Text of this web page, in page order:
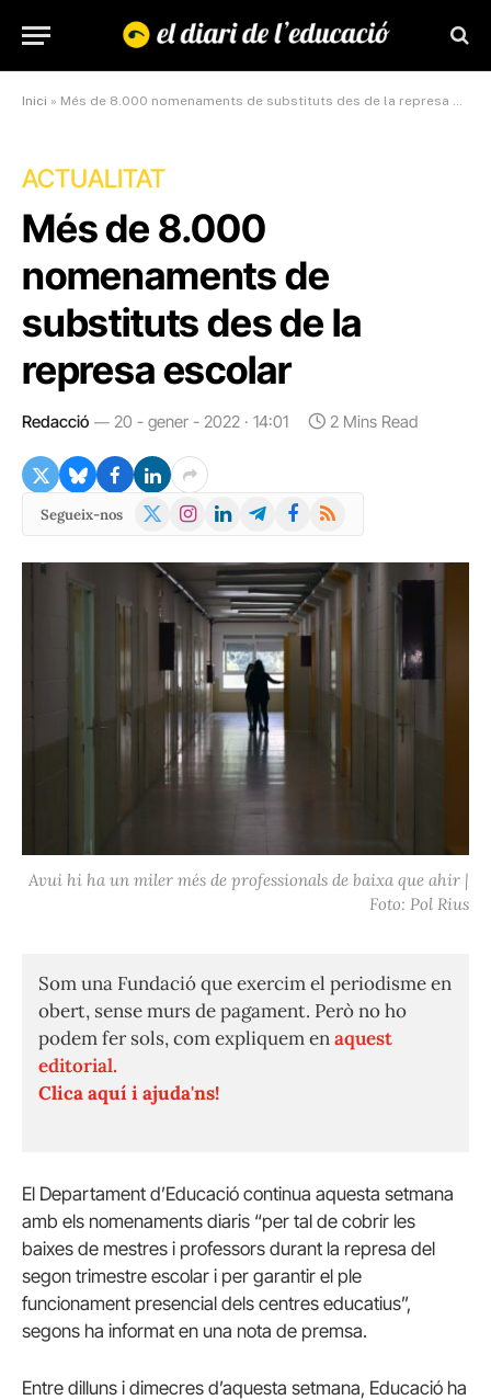
Inici » Més de 8.000 nomenaments de substituts des de la represa escolar
ACTUALITAT
Més de 8.000
nomenaments de
substituts des de la
represa escolar
Redacció 20 - gener - 2022 · 14:01 2 Mins Read
Segueix-nos
X
Instagram
LinkedInTelegramFacebook
RSS
Avui hi ha un miler més de professionals de baixa que ahir |
Foto: Pol Rius
Som una Fundació que exercim el periodisme en
obert, sense murs de pagament. Però no ho
podem fer sols, com expliquem enaquest
editorial.
Clica aquí i ajuda'ns!
El Departament d’Educació continua aquesta setmana
amb els nomenaments diaris “per tal de cobrir les
baixes de mestres i professors durant la represa del
segon trimestre escolar i per garantir el ple
funcionament presencial dels centres educatius”,
segons ha informat en una nota de premsa.
Entre dilluns i dimecres d’aquesta setmana, Educació ha